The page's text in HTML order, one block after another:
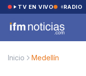
Saltar al contenido
TV EN VIVO RADIO
Inicio Medellín